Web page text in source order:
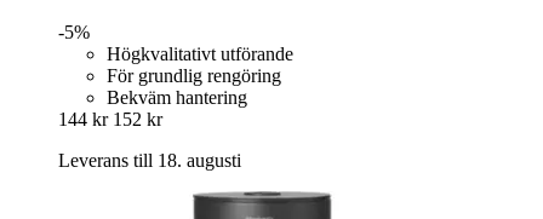
-5%
Högkvalitativt utförande
För grundlig rengöring
Bekväm hantering
144 kr 152 kr
Leverans till 18. augusti